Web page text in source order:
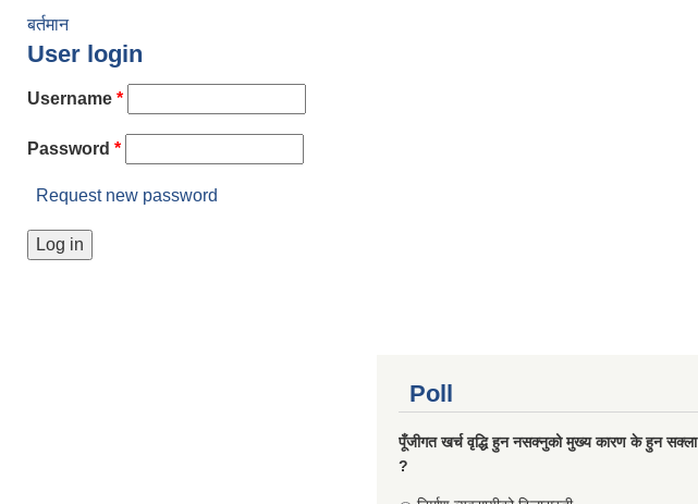
बर्तमान
User login
Username *
Password *
Request new password
Poll
पूँजीगत खर्च वृद्धि हुन नसक्नुको मुख्य कारण के हुन सक्ला
?